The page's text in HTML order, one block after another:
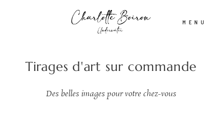
MENU
Tirages d'art sur commande
Des belles images pour votre chez-vous
Accueil